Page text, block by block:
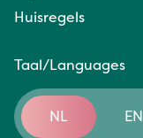
Huisregels
Taal/Languages
NL EN